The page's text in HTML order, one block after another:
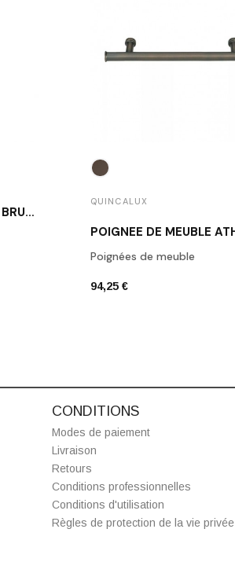
POIGNÉE DE FENÊTRE XL BRUSSELS NOIR STRUCTURÉ
QUINCALUX
Poignées de meuble
94,25 €
CONDITIONS
Modes de paiement
Livraison
Retours
Conditions professionnelles
Conditions d'utilisation
Règles de protection de la vie privée